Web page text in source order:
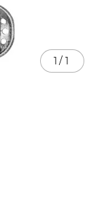
1 / 1